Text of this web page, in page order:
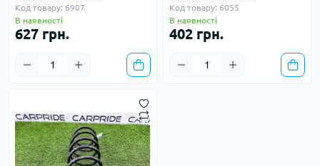
Код товару: 6907
В наявності
627 грн.
Код товару: 6055
В наявності
402 грн.